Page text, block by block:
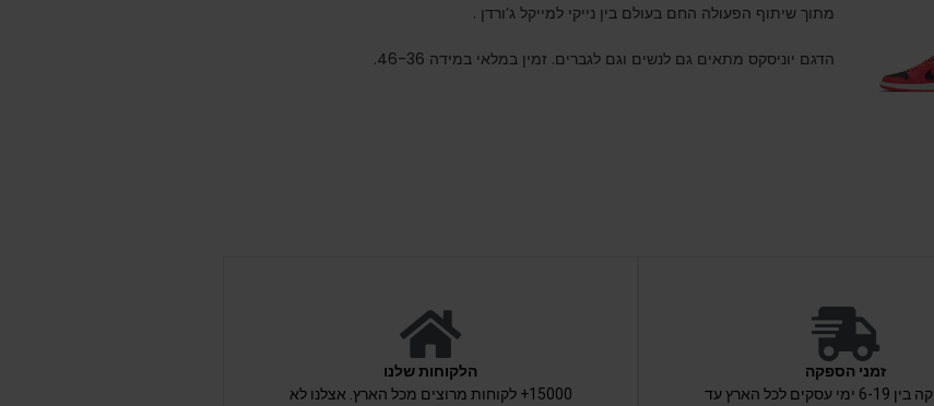
מתוך שיתוף הפעולה החם בעולם בין נייקי למייקל ג’ורדן .
הדגם יוניסקס מתאים גם לנשים וגם לגברים. זמין במלאי במידה 46-36.
זמני הספקה
זמן אספקה בין 6-19 ימי עסקים לכל הארץ עד
הלקוחות שלנו
15000+ לקוחות מרוצים מכל הארץ. אצלנו לא